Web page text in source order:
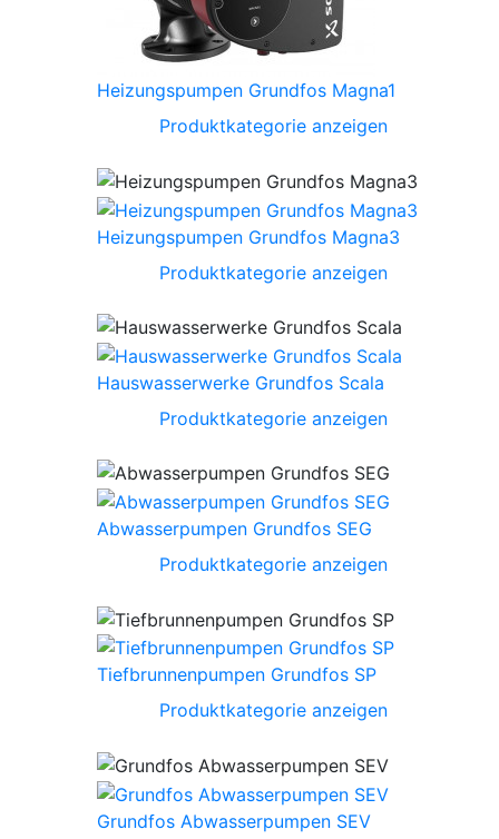
Heizungspumpen Grundfos Magna1
Produktkategorie anzeigen
Heizungspumpen Grundfos Magna3
Produktkategorie anzeigen
Hauswasserwerke Grundfos Scala
Produktkategorie anzeigen
Abwasserpumpen Grundfos SEG
Produktkategorie anzeigen
Tiefbrunnenpumpen Grundfos SP
Produktkategorie anzeigen
Grundfos Abwasserpumpen SEV